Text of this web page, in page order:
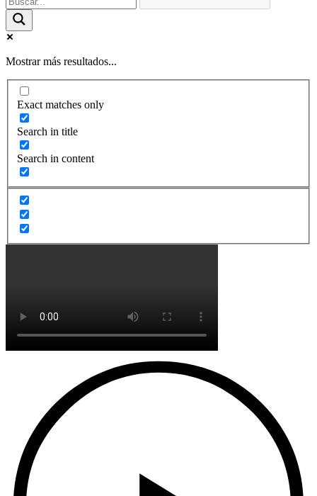
Mostrar más resultados...
Exact matches only
Search in title
Search in content